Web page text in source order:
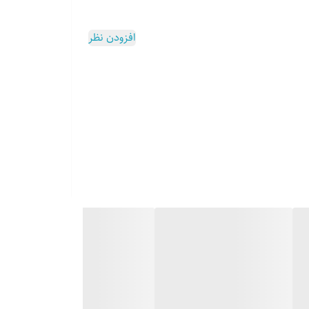
افزودن نظر